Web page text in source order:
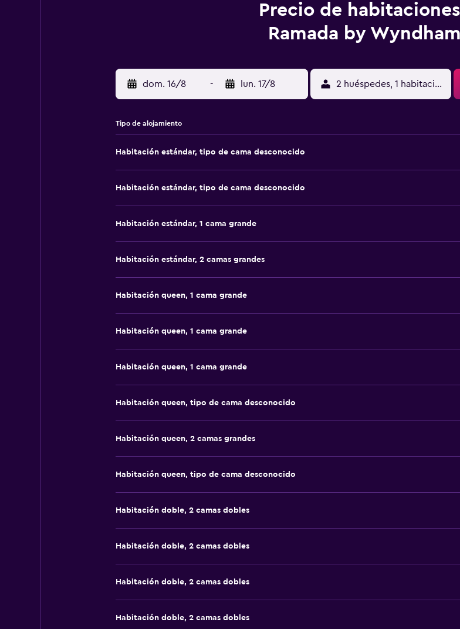
Precio de
Ramada by
dom. 16/8 - lun. 17/8 2 huéspedes, 1 habitación
Tipo de alojamiento
Habitación estándar, tipo de cama desconocido
Habitación estándar, tipo de cama desconocido
Habitación estándar, 1 cama grande
Habitación estándar, 2 camas grandes
Habitación queen, 1 cama grande
Habitación queen, 1 cama grande
Habitación queen, 1 cama grande
Habitación queen, tipo de cama desconocido
Habitación queen, 2 camas grandes
Habitación queen, tipo de cama desconocido
Habitación doble, 2 camas dobles
Habitación doble, 2 camas dobles
Habitación doble, 2 camas dobles
Habitación doble, 2 camas dobles